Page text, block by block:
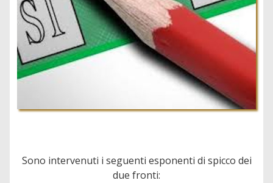
Sono intervenuti i seguenti esponenti di spicco dei
due fronti: